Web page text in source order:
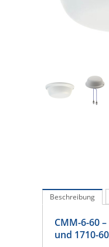
Beschreibung
CMM-6-60
und 1710-